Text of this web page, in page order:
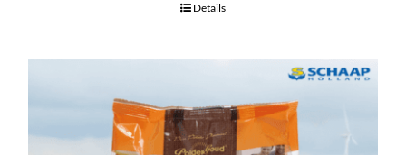
Details